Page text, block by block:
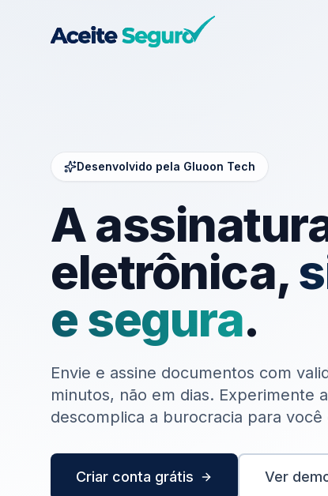
Desenvolvido pela Gluoon Tech
A
eletrônica,
e segura.
Envie e assine documentos com
minutos, não em dias. Experimente
descomplica a burocracia para você
Criar conta grátis Ver